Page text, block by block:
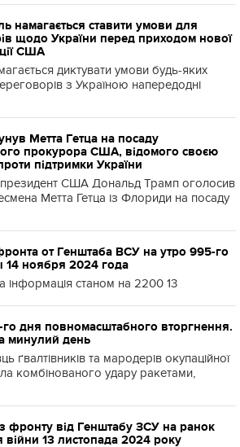
намагається ставити умови для
щодо України перед приходом нової
США
диктувати умови будь-яких
з Україною напередодні
Метта Гетца на посаду
прокурора США, відомого своєю
підтримки України
президент США Дональд Трамп оголосив
Метта Гетца із Флориди на посаду
от Генштаба ВСУ на утро 995-го
ноября 2024 года
інформація станом на 2200 13
дня повномасштабного вторгнення.
минулий день
ґвалтівників та мародерів окупаційної
комбінованого удару ракетами,
фронту від Генштабу ЗСУ на ранок
війни 13 листопада 2024 року